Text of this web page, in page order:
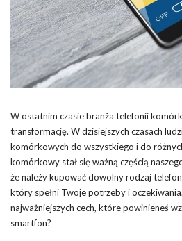
W ostatnim czasie branża telefonii
transformację. W dzisiejszych czasach
komórkowych do wszystkiego i do
komórkowy stał się ważną częścią
że należy kupować dowolny rodzaj
który spełni Twoje potrzeby i
najważniejszych cech, które powinieneś
smartfon?